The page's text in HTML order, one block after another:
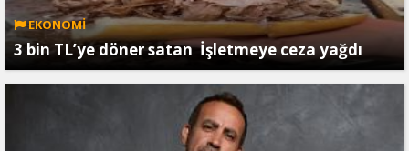
EKONOMİ
3 bin TL’ye döner satan İşletmeye ceza yağdı